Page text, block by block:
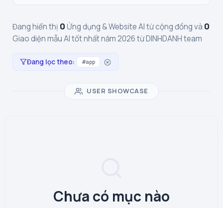
Đang hiển thị 0 Ứng dụng & Website AI từ cộng đồng và 0
Giao diện mẫu AI tốt nhất năm 2026 từ DINHDANH team
Đang lọc theo: #app
USER SHOWCASE
Chưa có mục nào